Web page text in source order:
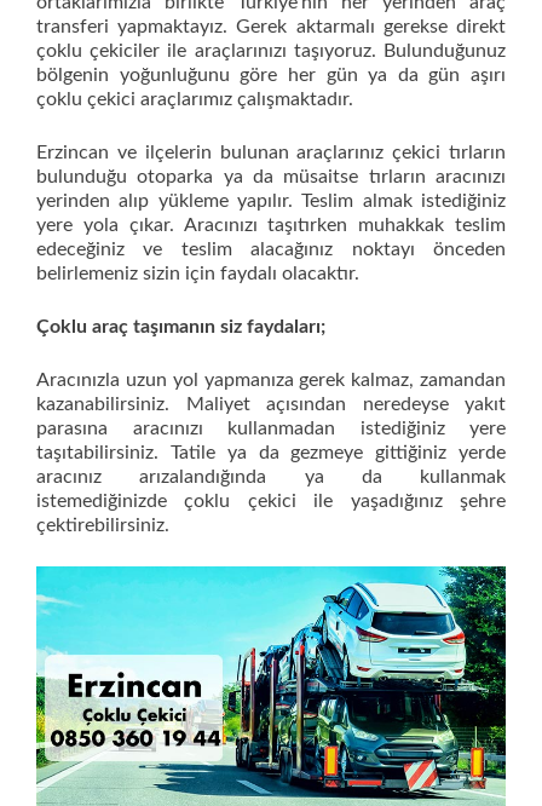
transferi yapmaktayız. Gerek aktarmalı gerekse direkt
çoklu çekiciler ile araçlarınızı taşıyoruz. Bulunduğunuz
bölgenin yoğunluğunu göre her gün ya da gün aşırı
çoklu çekici araçlarımız çalışmaktadır.
Erzincan ve ilçelerin bulunan araçlarınız çekici tırların
bulunduğu otoparka ya da müsaitse tırların aracınızı
yerinden alıp yükleme yapılır. Teslim almak istediğiniz
yere yola çıkar. Aracınızı taşıtırken muhakkak teslim
edeceğiniz ve teslim alacağınız noktayı önceden
belirlemeniz sizin için faydalı olacaktır.
Çoklu araç taşımanın siz faydaları;
Aracınızla uzun yol yapmanıza gerek kalmaz, zamandan
kazanabilirsiniz. Maliyet açısından neredeyse yakıt
parasına aracınızı kullanmadan istediğiniz yere
taşıtabilirsiniz. Tatile ya da gezmeye gittiğiniz yerde
aracınız arızalandığında ya da kullanmak
istemediğinizde çoklu çekici ile yaşadığınız şehre
çektirebilirsiniz.